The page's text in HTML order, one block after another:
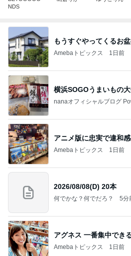
NDS
もうすぐやってくるお
Amebaトピックス 1日前
横浜SOGOうまいもの
nanaオフィシャルブログ
アニメ版に忠実で違和
Amebaトピックス 1日前
2026/08/08(D) 20本
何でかな？何でだろ？ 5分
アグネス 一番集中でき
Amebaトピックス 1日前